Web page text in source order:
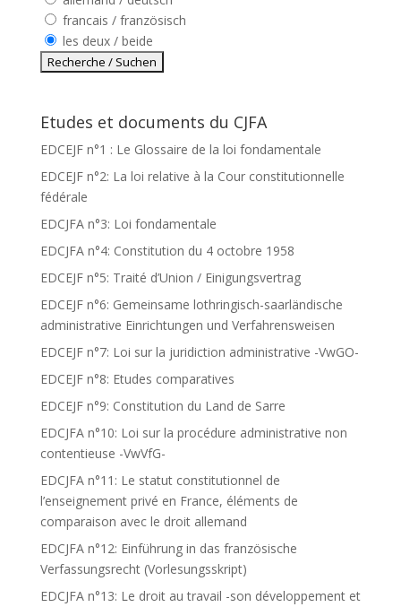
francais / französisch
les deux / beide
Etudes et documents du CJFA
EDCEJF n°1 : Le Glossaire de la loi fondamentale
EDCEJF n°2: La loi relative à la Cour constitutionnelle
fédérale
EDCJFA n°3: Loi fondamentale
EDCJFA n°4: Constitution du 4 octobre 1958
EDCEJF n°5: Traité d’Union / Einigungsvertrag
EDCEJF n°6: Gemeinsame lothringisch-saarländische
administrative Einrichtungen und Verfahrensweisen
EDCEJF n°7: Loi sur la juridiction administrative -VwGO-
EDCEJF n°8: Etudes comparatives
EDCEJF n°9: Constitution du Land de Sarre
EDCJFA n°10: Loi sur la procédure administrative non
contentieuse -VwVfG-
EDCJFA n°11: Le statut constitutionnel de
l’enseignement privé en France, éléments de
comparaison avec le droit allemand
EDCJFA n°12: Einführung in das französische
Verfassungsrecht (Vorlesungsskript)
EDCJFA n°13: Le droit au travail -son développement et